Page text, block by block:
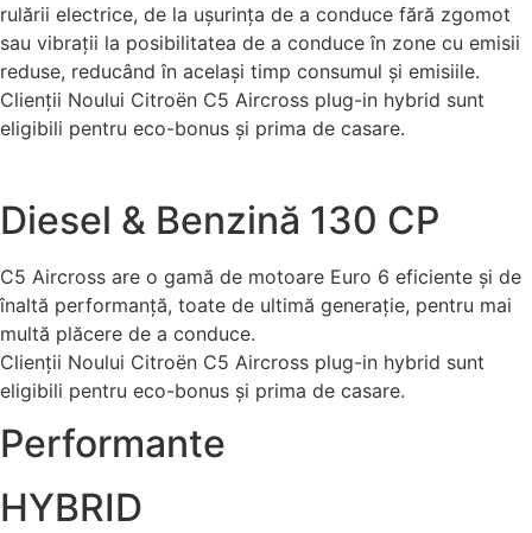
rulării electrice, de la ușurința de a conduce fără zgomot
sau vibrații la posibilitatea de a conduce în zone cu emisii
reduse, reducând în același timp consumul și emisiile.
Clienții Noului Citroën C5 Aircross plug-in hybrid sunt
eligibili pentru eco-bonus și prima de casare.
Diesel & Benzină 130 CP
C5 Aircross are o gamă de motoare Euro 6 eficiente și de
înaltă performanță, toate de ultimă generație, pentru mai
multă plăcere de a conduce.
Clienții Noului Citroën C5 Aircross plug-in hybrid sunt
eligibili pentru eco-bonus și prima de casare.
Performante
HYBRID